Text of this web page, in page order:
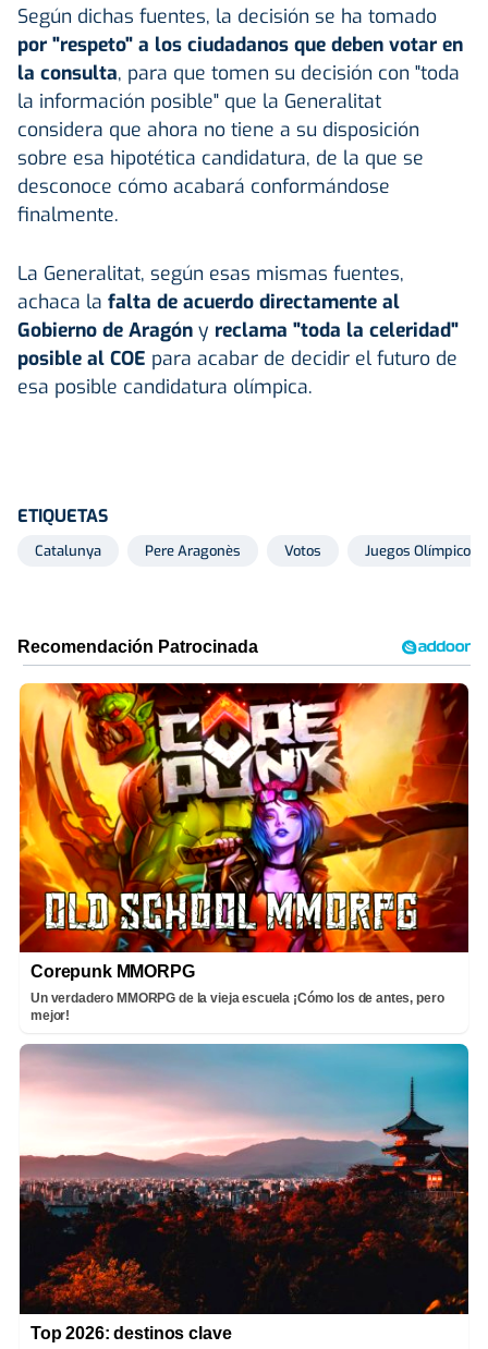
Según dichas fuentes, la decisión se ha tomado
por "respeto" a los ciudadanos que deben votar en
la consulta, para que tomen su decisión con "toda
la información posible" que la Generalitat
considera que ahora no tiene a su disposición
sobre esa hipotética candidatura, de la que se
desconoce cómo acabará conformándose
finalmente.
La Generalitat, según esas mismas fuentes,
achaca la falta de acuerdo directamente al
Gobierno de Aragón y reclama "toda la celeridad"
posible al COE para acabar de decidir el futuro de
esa posible candidatura olímpica.
ETIQUETAS
Catalunya Pere Aragonès Votos Juegos Olímpicos
Corepunk MMORPG
Un verdadero MMORPG de la vieja escuela ¡Cómo los de antes, pero
mejor!
Top 2026: destinos clave